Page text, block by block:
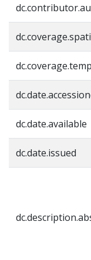
dc.date.available
dc.date.issued